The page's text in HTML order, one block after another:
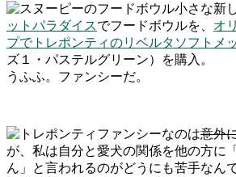
小さな新
ットパラダイスでフードボウルを、 オ
プでトレポンティのリベルタソフトメ
ズ１・パステルグリーン）を購入。
うふふ。ファンシーだ。
ファンシーなのは意外
が、私は自分と愛犬の関係を他の方に
ん」と言われるのがどうにも苦手なん